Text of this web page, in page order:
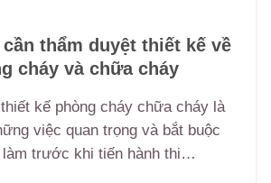
thẩm duyệt thiết kế về
cháy và chữa cháy
kế phòng cháy chữa cháy là
việc quan trọng và bắt buộc
làm trước khi tiến hành thi…